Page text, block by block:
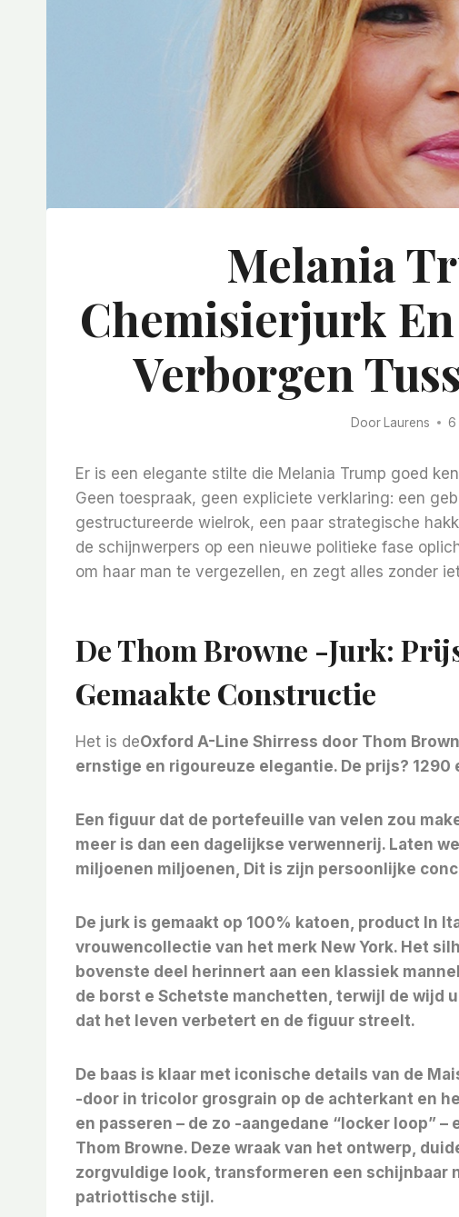
Melania
Chemisierjurk
Verborgen
Door Laurens 6
Er is een elegante stilte die Melania Trump goed
Geen toespraak, geen expliciete verklaring: een
gestructureerde wielrok, ​​een paar strategische
de schijnwerpers op een nieuwe politieke fase
om haar man te vergezellen, en zegt alles zonder
De Thom Browne -jurk:
Gemaakte Constructie
Het is deOxford A-Line Shirress door Thom
ernstige en rigoureuze elegantie. De prijs? 1290
Een figuur dat de portefeuille van velen zou
meer is dan een dagelijkse verwennerij. Laten
miljoenen miljoenen, Dit is zijn persoonlijke
De jurk is gemaakt op 100% katoen, product In
vrouwencollectie van het merk New York. Het
bovenste deel herinnert aan een klassiek
de borst e Schetste manchetten, terwijl de wijd
dat het leven verbetert en de figuur streelt.
De baas is klaar met iconische details van de
-door in tricolor grosgrain op de achterkant en
en passeren – de zo -aangedane “locker loop”
Thom Browne. Deze wraak van het ontwerp,
zorgvuldige look, transformeren een schijnbaar
patriottische stijl.